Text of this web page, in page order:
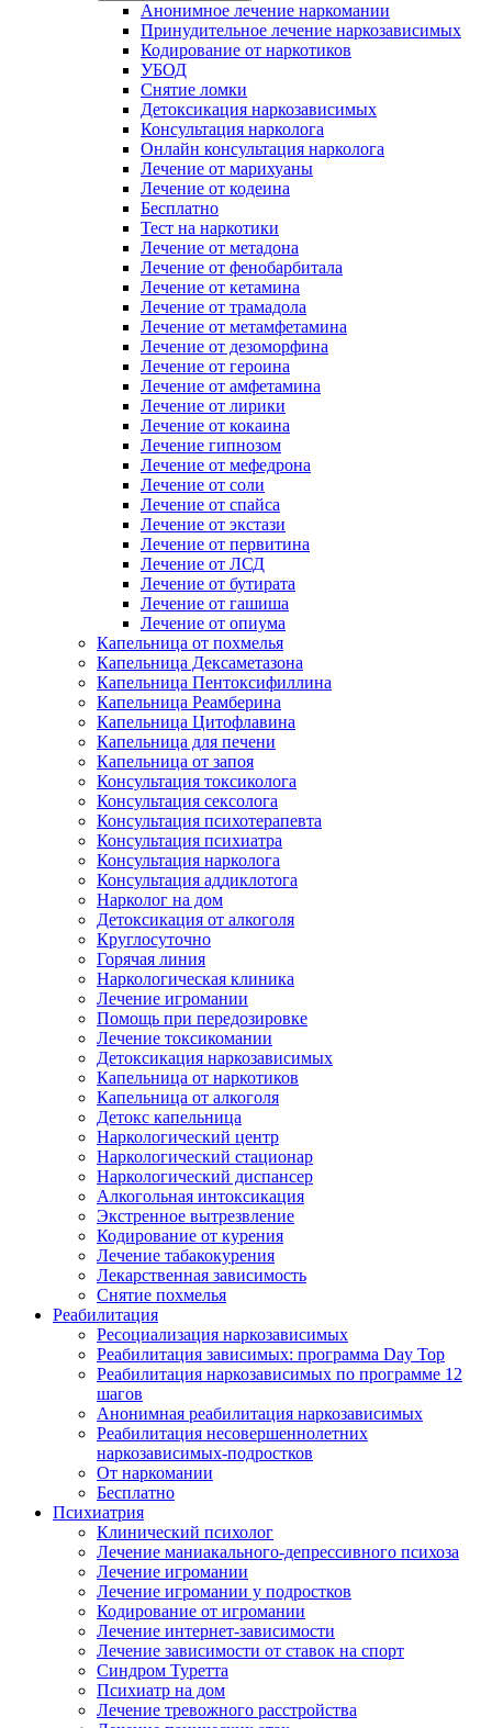
Анонимное лечение наркомании
Принудительное лечение наркозависимых
Кодирование от наркотиков
УБОД
Снятие ломки
Детоксикация наркозависимых
Консультация нарколога
Онлайн консультация нарколога
Лечение от марихуаны
Лечение от кодеина
Бесплатно
Тест на наркотики
Лечение от метадона
Лечение от фенобарбитала
Лечение от кетамина
Лечение от трамадола
Лечение от метамфетамина
Лечение от дезоморфина
Лечение от героина
Лечение от амфетамина
Лечение от лирики
Лечение от кокаина
Лечение гипнозом
Лечение от мефедрона
Лечение от соли
Лечение от спайса
Лечение от экстази
Лечение от первитина
Лечение от ЛСД
Лечение от бутирата
Лечение от гашиша
Лечение от опиума
Капельница от похмелья
Капельница Дексаметазона
Капельница Пентоксифиллина
Капельница Реамберина
Капельница Цитофлавина
Капельница для печени
Капельница от запоя
Консультация токсиколога
Консультация сексолога
Консультация психотерапевта
Консультация психиатра
Консультация нарколога
Консультация аддиклотога
Нарколог на дом
Детоксикация от алкоголя
Круглосуточно
Горячая линия
Наркологическая клиника
Лечение игромании
Помощь при передозировке
Лечение токсикомании
Детоксикация наркозависимых
Капельница от наркотиков
Капельница от алкоголя
Детокс капельница
Наркологический центр
Наркологический стационар
Наркологический диспансер
Алкогольная интоксикация
Экстренное вытрезвление
Кодирование от курения
Лечение табакокурения
Лекарственная зависимость
Снятие похмелья
Реабилитация
Ресоциализация наркозависимых
Реабилитация зависимых: программа Day Top
Реабилитация наркозависимых по программе 12
шагов
Анонимная реабилитация наркозависимых
Реабилитация несовершеннолетних
наркозависимых-подростков
От наркомании
Бесплатно
Психиатрия
Клинический психолог
Лечение маниакального-депрессивного психоза
Лечение игромании
Лечение игромании у подростков
Кодирование от игромании
Лечение интернет-зависимости
Лечение зависимости от ставок на спорт
Синдром Туретта
Психиатр на дом
Лечение тревожного расстройства